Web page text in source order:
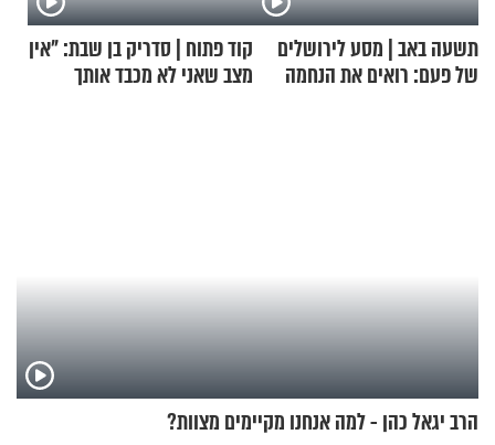
תשעה באב | מסע לירושלים
של פעם: רואים את הנחמה
קוד פתוח | סדריק בן שבת: "אין
מצב שאני לא מכבד אותך
הרב יגאל כהן - למה אנחנו מקיימים מצוות?